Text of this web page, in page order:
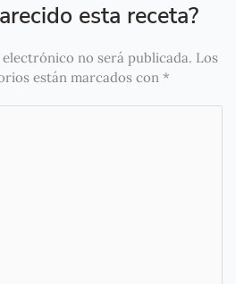
esta receta?
no será publicada. Los
están marcados con *